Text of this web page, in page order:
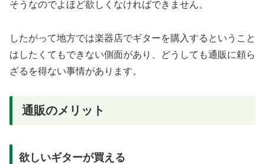
そうなのでよほど欲しくなければできません。
したがって地方では楽器店でギターを購入するということ
はしたくてもできない側面があり、どうしても通販に頼ら
ざるを得ない事情があります。
通販のメリット
欲しいギターが買える